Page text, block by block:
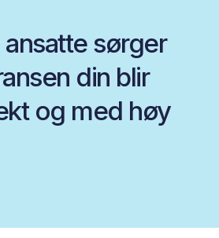
sørger
din blir
og med høy